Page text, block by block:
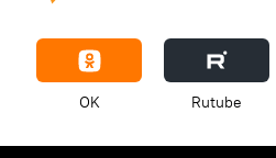
OK Rutube